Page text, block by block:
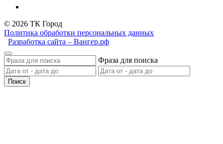
© 2026 ТК Город
Политика обработки персональных данных
Разработка сайта – Вангер.рф
Фраза для поиска
Поиск